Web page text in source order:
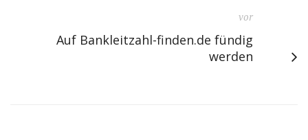
vor
Auf Bankleitzahl-finden.de fündig
werden